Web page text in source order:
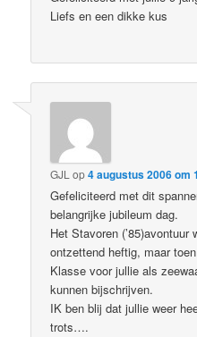
Liefs en een dikke kus
GJL op4 augustus 2006 om
Gefeliciteerd met dit
belangrijke jubileum dag.
Het Stavoren
ontzettend heftig, maar
Klasse voor jullie als
kunnen bijschrijven.
IK ben blij dat jullie weer
trots….